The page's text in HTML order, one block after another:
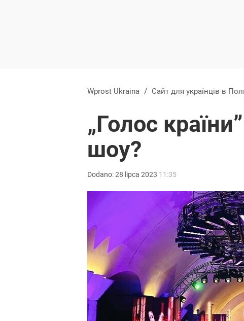
Wprost Ukraina / Сайт для українців в
„Голос
шоу?
Dodano:28 lipca 2023 11:35